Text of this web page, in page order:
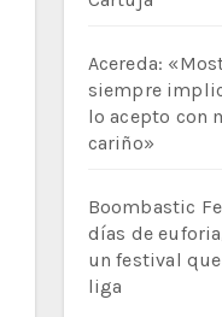
Acereda:
siempre
lo acepto con
cariño»
Boombastic
días de
un festival
liga